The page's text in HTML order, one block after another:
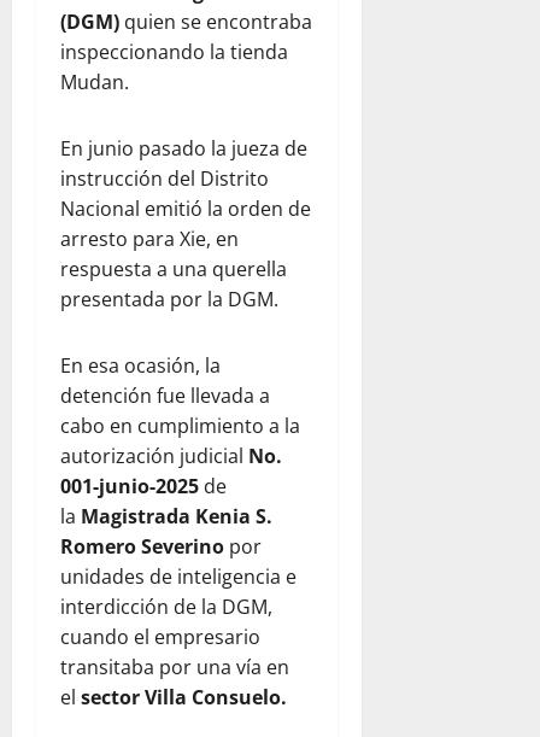
(DGM) quien se encontraba
inspeccionando la tienda
Mudan.
En junio pasado la jueza de
instrucción del Distrito
Nacional emitió la orden de
arresto para Xie, en
respuesta a una querella
presentada por la DGM.
En esa ocasión, la
detención fue llevada a
cabo en cumplimiento a la
autorización judicial No.
001-junio-2025 de
la Magistrada Kenia S.
Romero Severino por
unidades de inteligencia e
interdicción de la DGM,
cuando el empresario
transitaba por una vía en
el sector Villa Consuelo.